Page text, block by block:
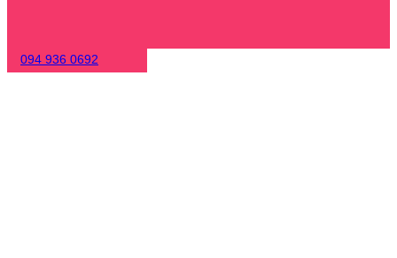
094 936 0692